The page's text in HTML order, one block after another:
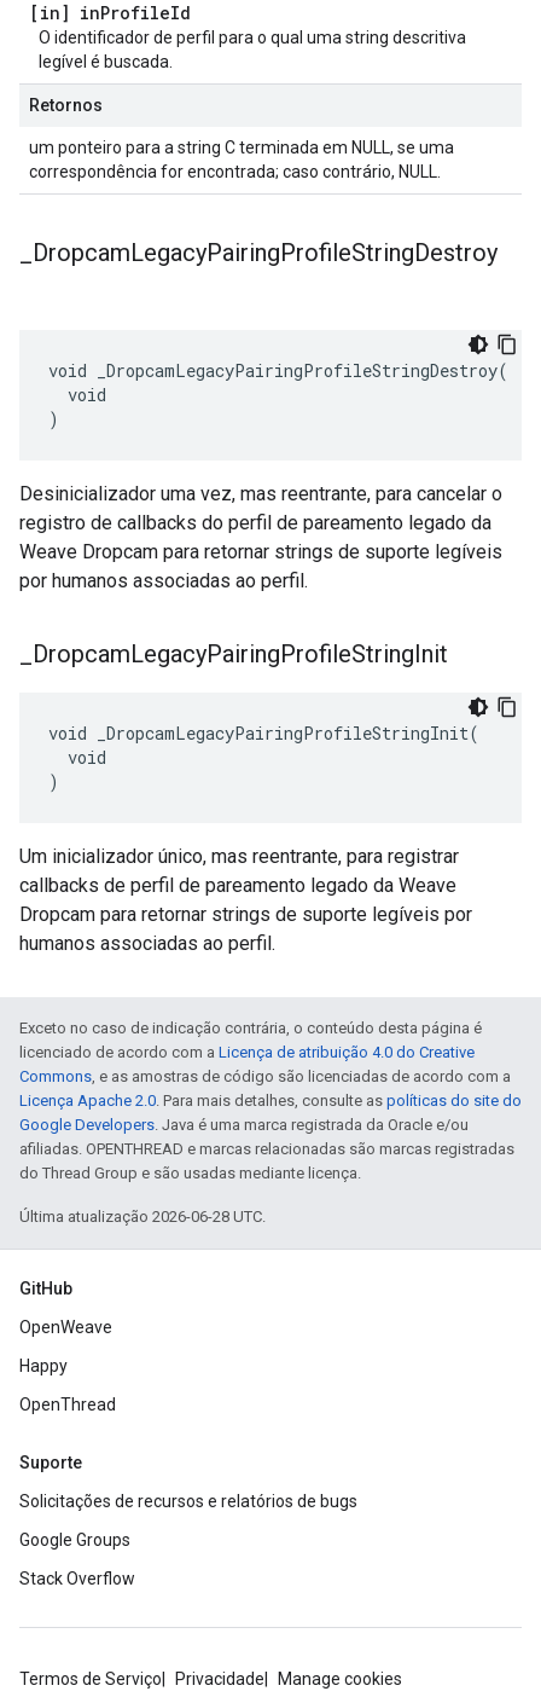
[in] inProfileId
O identificador de perfil para o qual uma string descritiva
legível é buscada.
Retornos
um ponteiro para a string C terminada em NULL, se uma
correspondência for encontrada; caso contrário, NULL.
DropcamLegacyPairingProfileStringDestroy
void _DropcamLegacyPairingProfileStringDestroy(
  void
)
Desinicializador uma vez, mas reentrante, para cancelar o
registro de callbacks do perfil de pareamento legado da
Weave Dropcam para retornar strings de suporte legíveis
por humanos associadas ao perfil.
DropcamLegacyPairingProfileStringInit
void _DropcamLegacyPairingProfileStringInit(
  void
)
Um inicializador único, mas reentrante, para registrar
callbacks de perfil de pareamento legado da Weave
Dropcam para retornar strings de suporte legíveis por
humanos associadas ao perfil.
Exceto no caso de indicação contrária, o conteúdo desta página é
licenciado de acordo com a Licença de atribuição 4.0 do Creative
Commons, e as amostras de código são licenciadas de acordo com a
Licença Apache 2.0. Para mais detalhes, consulte as políticas do site do
Google Developers. Java é uma marca registrada da Oracle e/ou
afiliadas. OPENTHREAD e marcas relacionadas são marcas registradas
do Thread Group e são usadas mediante licença.
Última atualização 2026-06-28 UTC.
GitHub
OpenWeave
Happy
OpenThread
Suporte
Solicitações de recursos e relatórios de bugs
Google Groups
Stack Overflow
Termos de Serviço Privacidade Manage cookies